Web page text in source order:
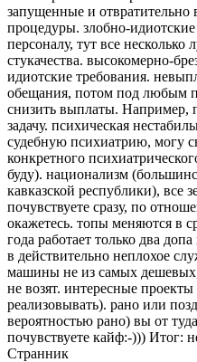
запущенные и
процедуры. злобно-
персоналу, тут все несколько
стукачества. высокомерно-
идиотские требования.
обещания, потом под любым
снизить выплаты. Например,
задачу. психическая
судебную психиатрию, могу
конкретного
буду). национализм
кавказской республики), все
почувствуете сразу, по
окажетесь. топы меняются в
года работает только два
в действительно неплохое
машины не из самых
не возят. интересные
реализовывать). рано или
вероятностью рано) вы от
почувствуете кайф:-))) Итог:
Странник